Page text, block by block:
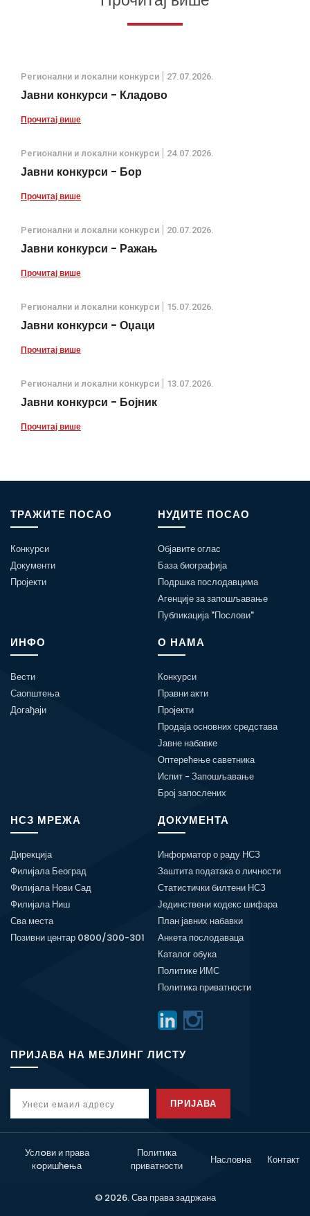
Регионални и локални конкурси 27.07.2026.
Јавни конкурси - Кладово
Прочитај више
Регионални и локални конкурси 24.07.2026.
Јавни конкурси - Бор
Прочитај више
Регионални и локални конкурси 20.07.2026.
Јавни конкурси - Ражањ
Прочитај више
Регионални и локални конкурси 15.07.2026.
Јавни конкурси - Оџаци
Прочитај више
Регионални и локални конкурси 13.07.2026.
Јавни конкурси - Бојник
Прочитај више
ТРАЖИТЕ ПОСАО
Конкурси
Документи
Пројекти
НУДИТЕ ПОСАО
Објавите оглас
База биографија
Подршка послодавцима
Агенције за запошљавање
Публикација "Послови"
ИНФО
Вести
Саопштења
Догађаји
О НАМА
Конкурси
Правни акти
Пројекти
Продаја основних средстава
Јавне набавке
Оптерећење саветника
Испит - Запошљавање
Број запослених
НСЗ МРЕЖА
Дирекција
Филијала Београд
Филијала Нови Сад
Филијала Ниш
Сва места
Позивни центар 0800/300-301
ДОКУМЕНТА
Информатор о раду НСЗ
Заштита података о личности
Статистички билтени НСЗ
Јединствени кодекс шифара
План јавних набавки
Анкета послодаваца
Каталог обука
Политике ИМС
Политика приватности
ПРИЈАВА НА МЕЈЛИНГ ЛИСТУ
ПРИЈАВА
Услoви и права
кoришћeња
Политика
приватности
Насловна Контакт
© 2026. Сва права задржана